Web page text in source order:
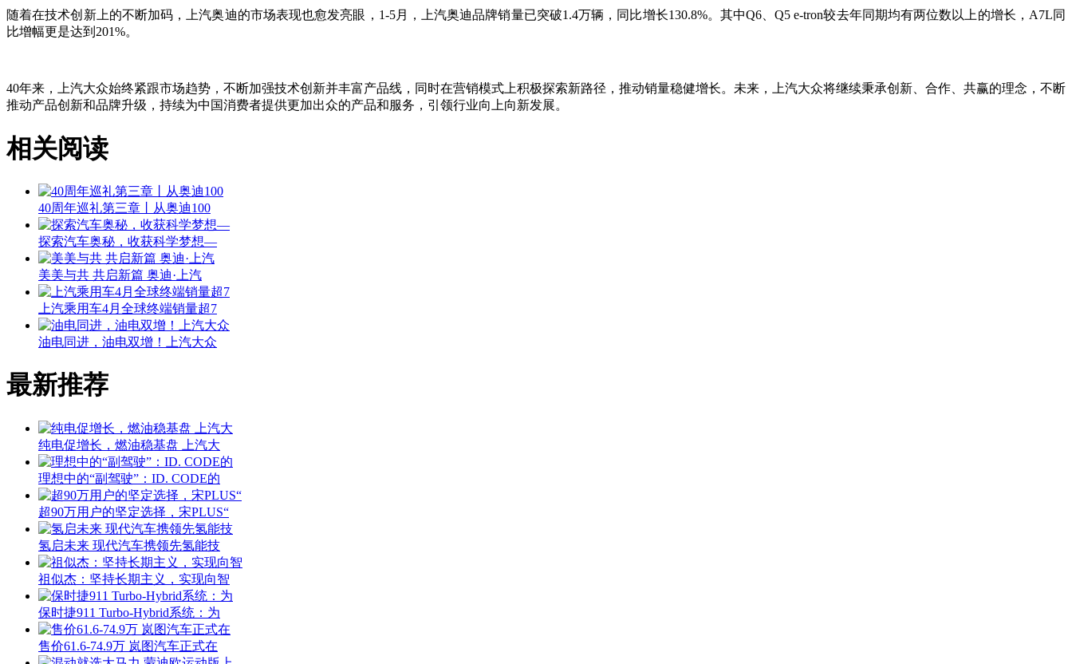
随着在技术创新上的不断加码，上汽奥迪的市场表现也愈发亮眼，1-5月，上汽奥迪品牌销量已突破1.4万辆，同比增长130.8%。其中Q6、Q5 e-tron较去年同期均有两位数以上的增长，A7L同
比增幅更是达到201%。
40年来，上汽大众始终紧跟市场趋势，不断加强技术创新并丰富产品线，同时在营销模式上积极探索新路径，推动销量稳健增长。未来，上汽大众将继续秉承创新、合作、共赢的理念，不断
推动产品创新和品牌升级，持续为中国消费者提供更加出众的产品和服务，引领行业向上向新发展。
相关阅读
40周年巡礼第三章丨从奥迪100
探索汽车奥秘，收获科学梦想—
美美与共 共启新篇 奥迪·上汽
上汽乘用车4月全球终端销量超7
油电同进，油电双增！上汽大众
最新推荐
纯电促增长，燃油稳基盘 上汽大
理想中的“副驾驶”：ID. CODE的
超90万用户的坚定选择，宋PLUS“
氢启未来 现代汽车携领先氢能技
祖似杰：坚持长期主义，实现向智
保时捷911 Turbo-Hybrid系统：为
售价61.6-74.9万 岚图汽车正式在